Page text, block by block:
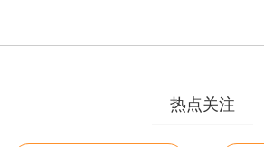
热点关注